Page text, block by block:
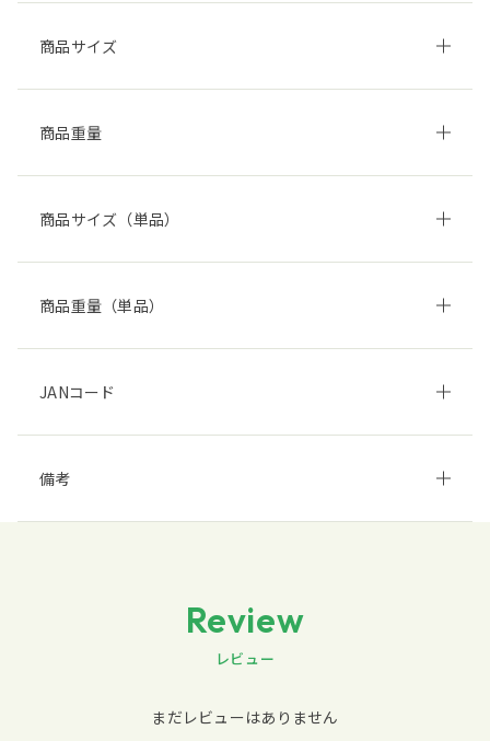
商品サイズ
商品重量
商品サイズ（単品）
商品重量（単品）
JANコード
備考
Review
レビュー
まだレビューはありません